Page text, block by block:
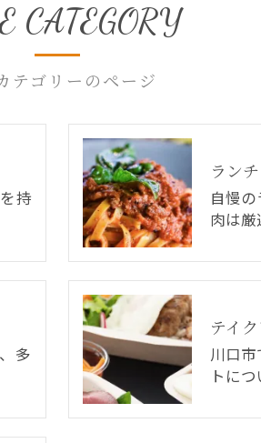
テゴリーのページ
CATEGORY
持
ランチ
自慢
肉は
多
テイ
川口
トに